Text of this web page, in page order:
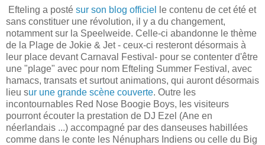
Efteling a posté sur son blog officiel
le contenu de cet été et
sans constituer une révolution, il y a du changement,
notamment sur la Speelweide. Celle-ci abandonne le thème
de la Plage de Jokie & Jet - ceux-ci resteront désormais à
leur place devant Carnaval Festival- pour se contenter d'être
une "plage" avec pour nom Efteling Summer Festival, avec
hamacs, transats et surtout animations, qui auront désormais
lieu sur une grande scène couverte. Outre les
incontournables Red Nose Boogie Boys, les visiteurs
pourront écouter la prestation de DJ Ezel (Ane en
néerlandais ...) accompagné par des danseuses habillées
comme dans le conte les Nénuphars Indiens ou celle du Big